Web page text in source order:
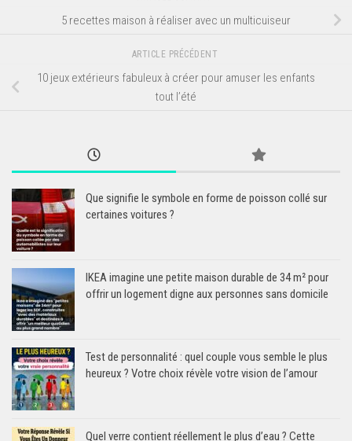
5 recettes maison à réaliser avec un multicuiseur
ARTICLE PRÉCÉDENT
10 jeux extérieurs fabuleux à créer pour amuser les enfants
tout l’été
Que signifie le symbole en forme de poisson collé sur
certaines voitures ?
IKEA imagine une petite maison durable de 34 m² pour
offrir un logement digne aux personnes sans domicile
Test de personnalité : quel couple vous semble le plus
heureux ? Votre choix révèle votre vision de l’amour
Quel verre contient réellement le plus d’eau ? Cette